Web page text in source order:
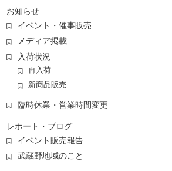
お知らせ
イベント・催事販売
メディア掲載
入荷状況
再入荷
新商品販売
臨時休業・営業時間変更
レポート・ブログ
イベント販売報告
武蔵野地域のこと